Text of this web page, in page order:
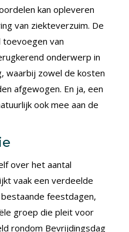
kan opleveren
van ziekteverzuim. De
van
onderwerp in
waarbij zowel de kosten
afgewogen. En ja, een
ook mee aan de
over het aantal
vaak een verdeelde
feestdagen,
groep die pleit voor
rondom Bevrijdingsdag